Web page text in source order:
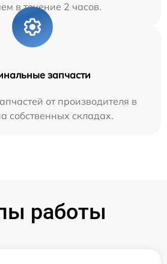
в течение 2 часов.
запчасти
от производителя в
собственных складах.
работы